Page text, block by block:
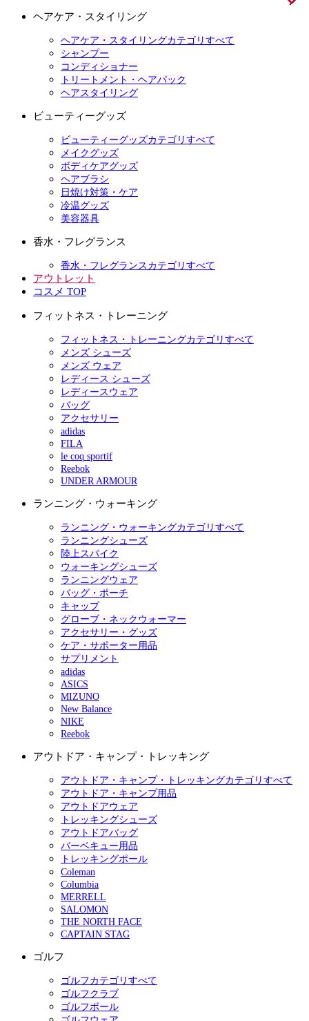
ヘアケア・スタイリング
ヘアケア・スタイリングカテゴリすべて
シャンプー
コンディショナー
トリートメント・ヘアパック
ヘアスタイリング
ビューティーグッズ
ビューティーグッズカテゴリすべて
メイクグッズ
ボディケアグッズ
ヘアブラシ
日焼け対策・ケア
冷温グッズ
美容器具
香水・フレグランス
香水・フレグランスカテゴリすべて
アウトレット
コスメ TOP
フィットネス・トレーニング
フィットネス・トレーニングカテゴリすべて
メンズ シューズ
メンズ ウェア
レディース シューズ
レディースウェア
バッグ
アクセサリー
adidas
FILA
le coq sportif
Reebok
UNDER ARMOUR
ランニング・ウォーキング
ランニング・ウォーキングカテゴリすべて
ランニングシューズ
陸上スパイク
ウォーキングシューズ
ランニングウェア
バッグ・ポーチ
キャップ
グローブ・ネックウォーマー
アクセサリー・グッズ
ケア・サポーター用品
サプリメント
adidas
ASICS
MIZUNO
New Balance
NIKE
Reebok
アウトドア・キャンプ・トレッキング
アウトドア・キャンプ・トレッキングカテゴリすべて
アウトドア・キャンプ用品
アウトドアウェア
トレッキングシューズ
アウトドアバッグ
バーベキュー用品
トレッキングポール
Coleman
Columbia
MERRELL
SALOMON
THE NORTH FACE
CAPTAIN STAG
ゴルフ
ゴルフカテゴリすべて
ゴルフクラブ
ゴルフボール